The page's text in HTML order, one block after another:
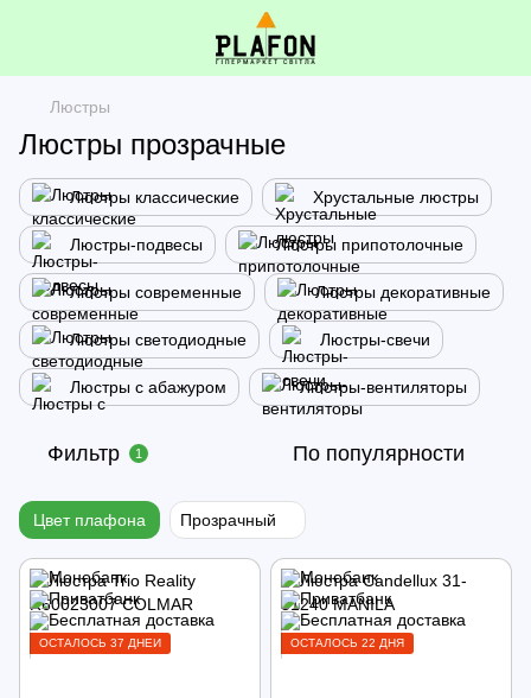
Люстры
Люстры прозрачные
Люстры классические Хрустальные люстры
Люстры-подвесы Люстры припотолочные
Люстры современные Люстры декоративные
Люстры светодиодные Люстры-свечи
Люстры с абажуром Люстры-вентиляторы
Фильтр 1 По популярности
Цвет плафона Прозрачный
ОСТАЛОСЬ 37 ДНЕЙ ОСТАЛОСЬ 22 ДНЯ